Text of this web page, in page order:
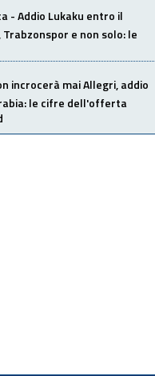
- Addio Lukaku entro il
e non solo: le
incrocerà mai Allegri, addio
le cifre dell'offerta